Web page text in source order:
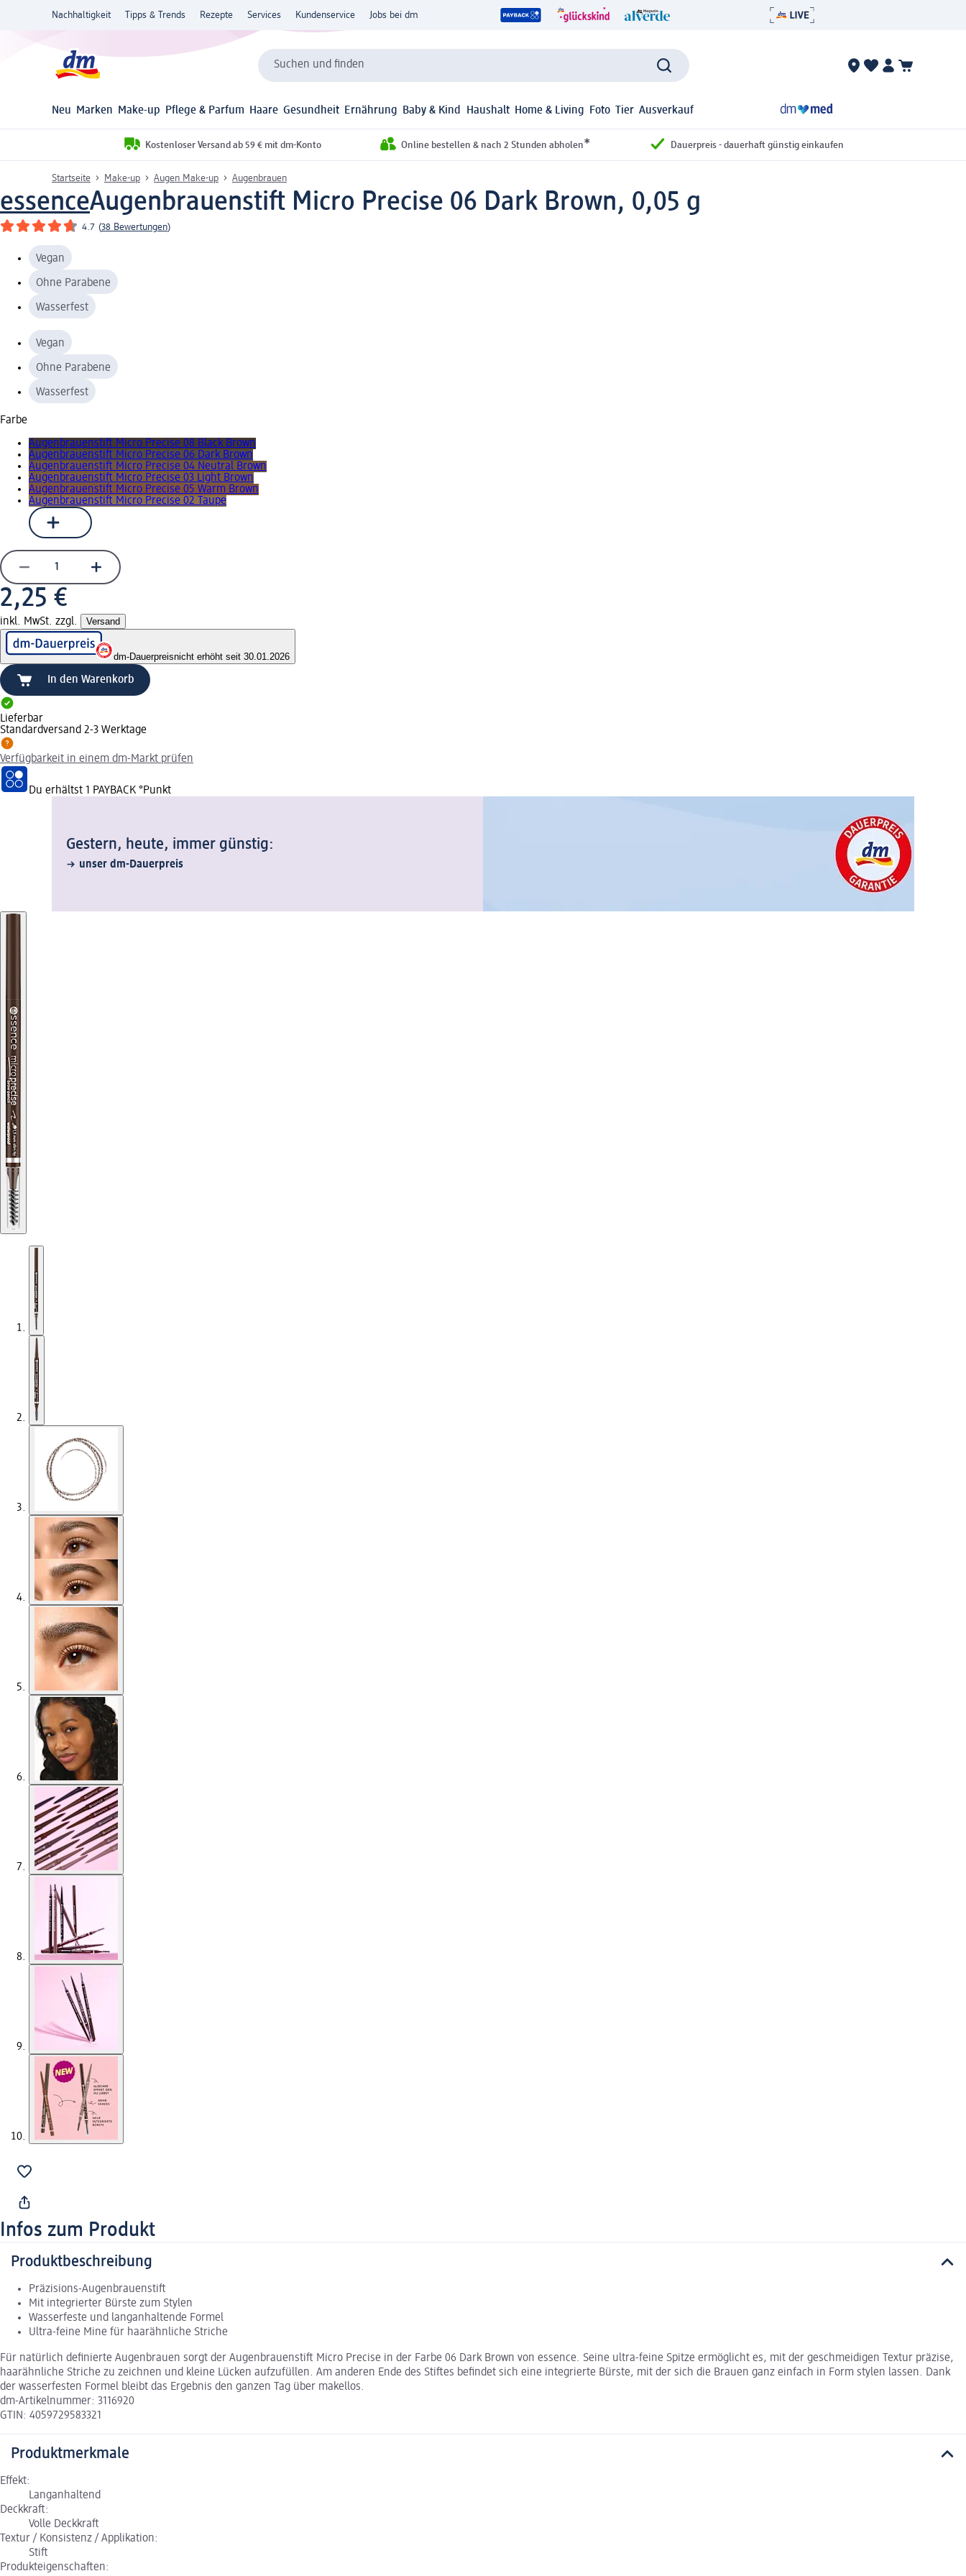
Nachhaltigkeit Tipps & Trends Rezepte Services Kundenservice Jobs bei dm
Suchen und finden
Neu Marken Make-up Pflege & Parfum Haare Gesundheit Ernährung Baby & Kind Haushalt Home & Living Foto Tier Ausverkauf
Kostenloser Versand ab 59 € mit dm-Konto Online bestellen & nach 2 Stunden abholen* Dauerpreis - dauerhaft günstig einkaufen
Startseite Make-up Augen Make-up Augenbrauen
essenceAugenbrauenstift Micro Precise 06 Dark Brown, 0,05 g
4.7 (38 Bewertungen)
Vegan
Ohne Parabene
Wasserfest
Vegan
Ohne Parabene
Wasserfest
Farbe
Augenbrauenstift Micro Precise 08 Black Brown
Augenbrauenstift Micro Precise 06 Dark Brown
Augenbrauenstift Micro Precise 04 Neutral Brown
Augenbrauenstift Micro Precise 03 Light Brown
Augenbrauenstift Micro Precise 05 Warm Brown
Augenbrauenstift Micro Precise 02 Taupe
2,25 €
inkl. MwSt. zzgl. Versand
dm-Dauerpreisnicht erhöht seit 30.01.2026
In den Warenkorb
Lieferbar
Standardversand 2-3 Werktage
Verfügbarkeit in einem dm-Markt prüfen
Du erhältst 1 PAYBACK °Punkt
Gestern, heute, immer günstig:
unser dm-Dauerpreis
Infos zum Produkt
Produktbeschreibung
Präzisions-Augenbrauenstift
Mit integrierter Bürste zum Stylen
Wasserfeste und langanhaltende Formel
Ultra-feine Mine für haarähnliche Striche
Für natürlich definierte Augenbrauen sorgt der Augenbrauenstift Micro Precise in der Farbe 06 Dark Brown von essence. Seine ultra-feine Spitze ermöglicht es, mit der geschmeidigen Textur präzise,
haarähnliche Striche zu zeichnen und kleine Lücken aufzufüllen. Am anderen Ende des Stiftes befindet sich eine integrierte Bürste, mit der sich die Brauen ganz einfach in Form stylen lassen. Dank
der wasserfesten Formel bleibt das Ergebnis den ganzen Tag über makellos.
dm-Artikelnummer: 3116920
GTIN: 4059729583321
Produktmerkmale
Effekt:
Langanhaltend
Deckkraft:
Volle Deckkraft
Textur / Konsistenz / Applikation:
Stift
Produkteigenschaften: